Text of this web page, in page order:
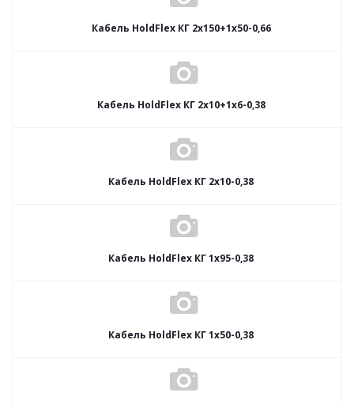
Кабель HoldFlex КГ 2x150+1x50-0,66
Кабель HoldFlex КГ 2x10+1x6-0,38
Кабель HoldFlex КГ 2x10-0,38
Кабель HoldFlex КГ 1x95-0,38
Кабель HoldFlex КГ 1x50-0,38